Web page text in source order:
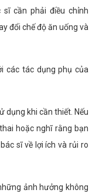
cần phải điều chỉnh
đổi chế độ ăn uống và
các tác dụng phụ của
dụng khi cần thiết. Nếu
hoặc nghĩ rằng bạn
sĩ về lợi ích và rủi ro
ảnh hưởng không